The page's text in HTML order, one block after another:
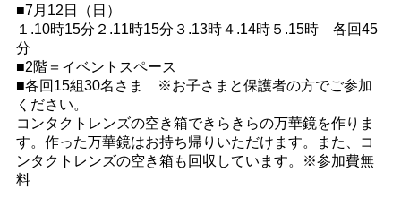
■7月12日（日）
１.10時15分２.11時15分３.13時４.14時５.15時 各回45
分
■2階＝イベントスペース
■各回15組30名さま ※お子さまと保護者の方でご参加
ください。
コンタクトレンズの空き箱できらきらの万華鏡を作りま
す。作った万華鏡はお持ち帰りいただけます。また、コ
ンタクトレンズの空き箱も回収しています。※参加費無
料